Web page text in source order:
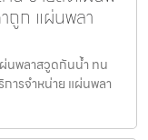
ถูก แผ่นพลา
นพลาสวูดกันน้ำ ทน
ารจำหน่าย แผ่นพลา